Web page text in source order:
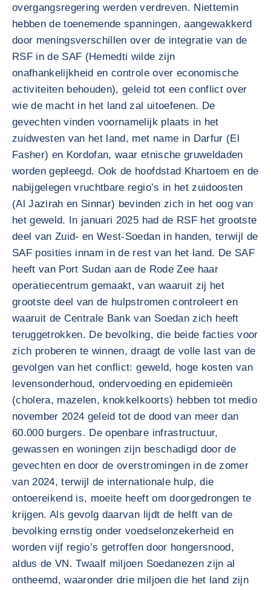
overgangsregering werden verdreven. Niettemin
hebben de toenemende spanningen, aangewakkerd
door meningsverschillen over de integratie van de
RSF in de SAF (Hemedti wilde zijn
onafhankelijkheid en controle over economische
activiteiten behouden), geleid tot een conflict over
wie de macht in het land zal uitoefenen. De
gevechten vinden voornamelijk plaats in het
zuidwesten van het land, met name in Darfur (El
Fasher) en Kordofan, waar etnische gruweldaden
worden gepleegd. Ook de hoofdstad Khartoem en de
nabijgelegen vruchtbare regio’s in het zuidoosten
(Al Jazirah en Sinnar) bevinden zich in het oog van
het geweld. In januari 2025 had de RSF het grootste
deel van Zuid- en West-Soedan in handen, terwijl de
SAF posities innam in de rest van het land. De SAF
heeft van Port Sudan aan de Rode Zee haar
operatiecentrum gemaakt, van waaruit zij het
grootste deel van de hulpstromen controleert en
waaruit de Centrale Bank van Soedan zich heeft
teruggetrokken. De bevolking, die beide facties voor
zich proberen te winnen, draagt de volle last van de
gevolgen van het conflict: geweld, hoge kosten van
levensonderhoud, ondervoeding en epidemieën
(cholera, mazelen, knokkelkoorts) hebben tot medio
november 2024 geleid tot de dood van meer dan
60.000 burgers. De openbare infrastructuur,
gewassen en woningen zijn beschadigd door de
gevechten en door de overstromingen in de zomer
van 2024, terwijl de internationale hulp, die
ontoereikend is, moeite heeft om doorgedrongen te
krijgen. Als gevolg daarvan lijdt de helft van de
bevolking ernstig onder voedselonzekerheid en
worden vijf regio’s getroffen door hongersnood,
aldus de VN. Twaalf miljoen Soedanezen zijn al
ontheemd, waaronder drie miljoen die het land zijn